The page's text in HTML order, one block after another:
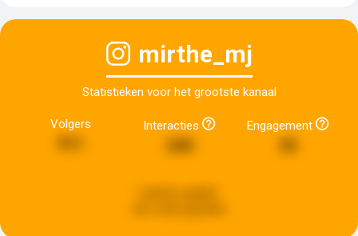
mirthe_mj
Statistieken voor het grootste kanaal
Volgers Interacties
240
Engagement